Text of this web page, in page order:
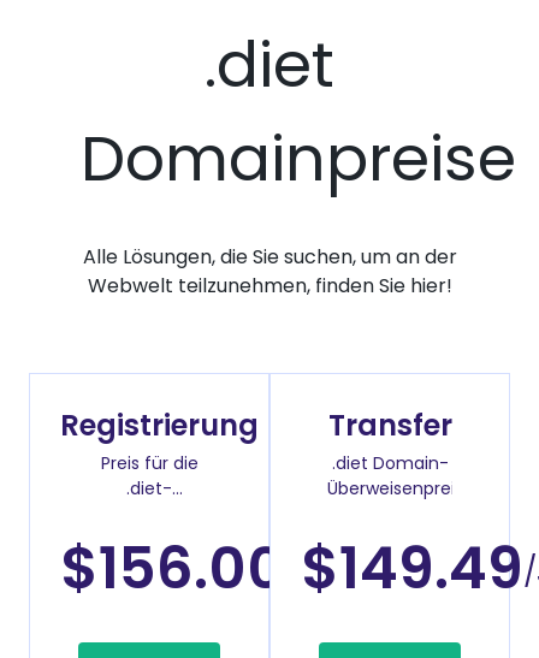
.diet
Domainpreise
Alle Lösungen, die Sie suchen, um an der
Webwelt teilzunehmen, finden Sie hier!
Registrierung
Preis für die
.diet-
$156.00 /Jahr
Transfer
.diet Domain-
Überweisenpreis
$149.49